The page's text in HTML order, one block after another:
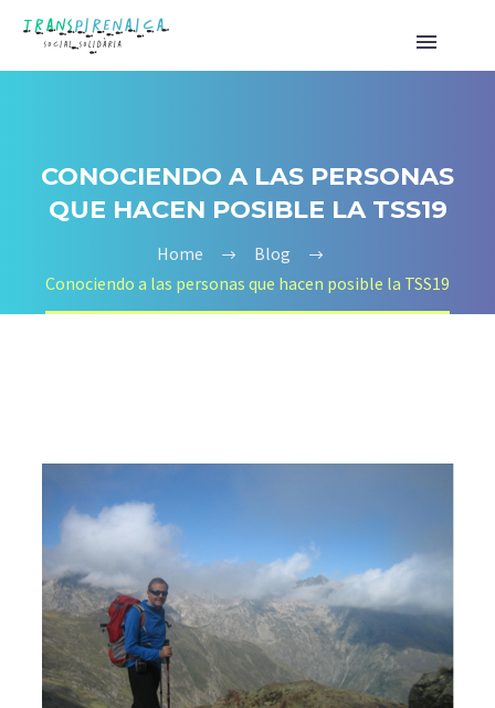
CONOCIENDO A LAS PERSONAS
QUE HACEN POSIBLE LA TSS19
Home
Blog
Conociendo a las personas que hacen posible la TSS19